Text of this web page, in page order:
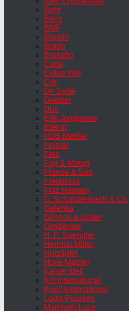
Behr
Benz
BMF
Bramin
Braun
Bruksbo
Cado
Cidue Italy
Cor
De Sede
Dietiker
Dux
Erik Jorgensen
Eternit
FDB Møbler
Finmar
Flos
Fog & Morup
France & Son
Fredericia
Fritz Hansen
G. Schanzenbach & Co.
Gelenka
Gimson & Slater
Girsberger
H. P. Spengler
Herman Miller
Holzäpfel
Hove Møbler
Kaiser Idell
Kill International
Knoll International
Louis Poulsen
Martinelli Luce